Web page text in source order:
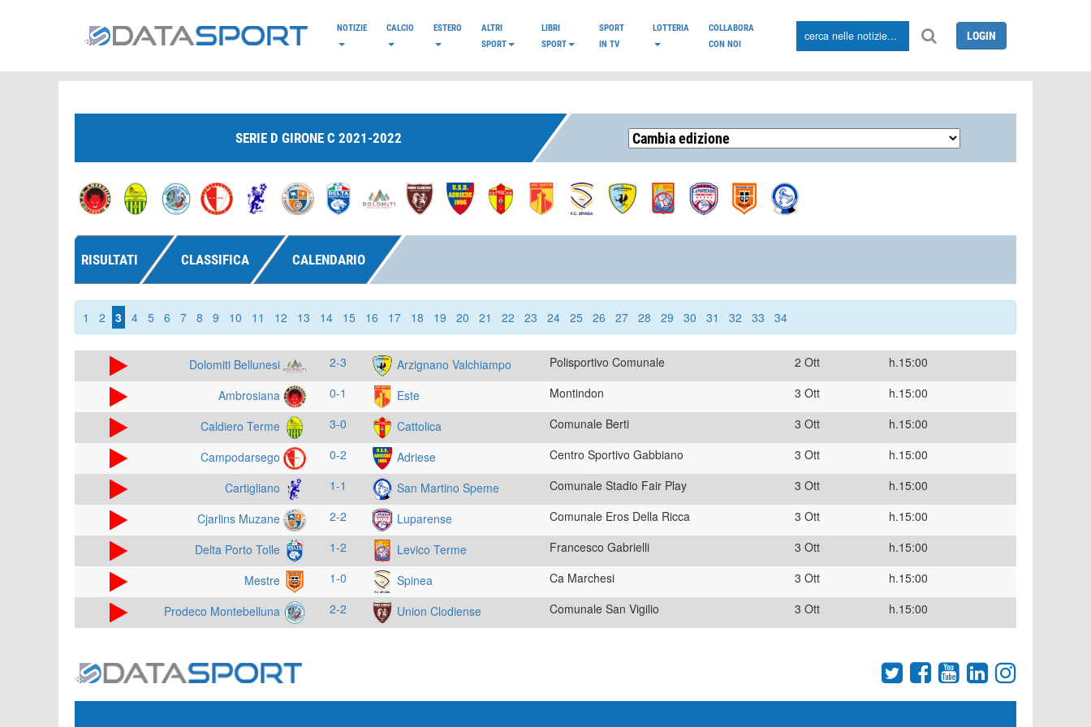
NOTIZIE CALCIO ESTERO
ALTRI
SPORT
LIBRI
SPORT
SPORT
IN TV
LOTTERIA
COLLABORA
CON NOI
LOGIN
SERIE D GIRONE C 2021-2022
RISULTATI CLASSIFICA CALENDARIO
1 2 3 4 5 6 7 8 9 10 11 12 13 14 15 16 17 18 19 20 21 22 23 24 25 26 27 28 29 30 31 32 33 34
Dolomiti Bellunesi 2-3 Arzignano Valchiampo Polisportivo Comunale 2 Ott h.15:00
Ambrosiana 0-1 Este Montindon 3 Ott h.15:00
Caldiero Terme 3-0 Cattolica Comunale Berti 3 Ott h.15:00
Campodarsego 0-2 Adriese Centro Sportivo Gabbiano 3 Ott h.15:00
Cartigliano 1-1 San Martino Speme Comunale Stadio Fair Play 3 Ott h.15:00
Cjarlins Muzane 2-2 Luparense Comunale Eros Della Ricca 3 Ott h.15:00
Delta Porto Tolle 1-2 Levico Terme Francesco Gabrielli 3 Ott h.15:00
Mestre 1-0 Spinea Ca Marchesi 3 Ott h.15:00
Prodeco Montebelluna 2-2 Union Clodiense Comunale San Vigilio 3 Ott h.15:00